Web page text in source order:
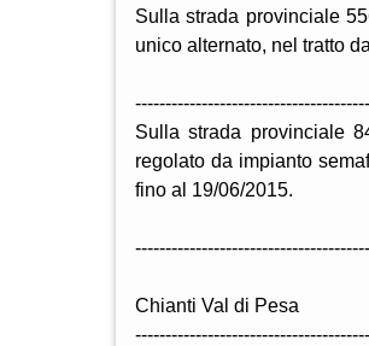
Sulla strada provinciale
unico alternato, nel tratto
Sulla strada provinciale
regolato da impianto
fino al 19/06/2015.
Chianti Val di Pesa